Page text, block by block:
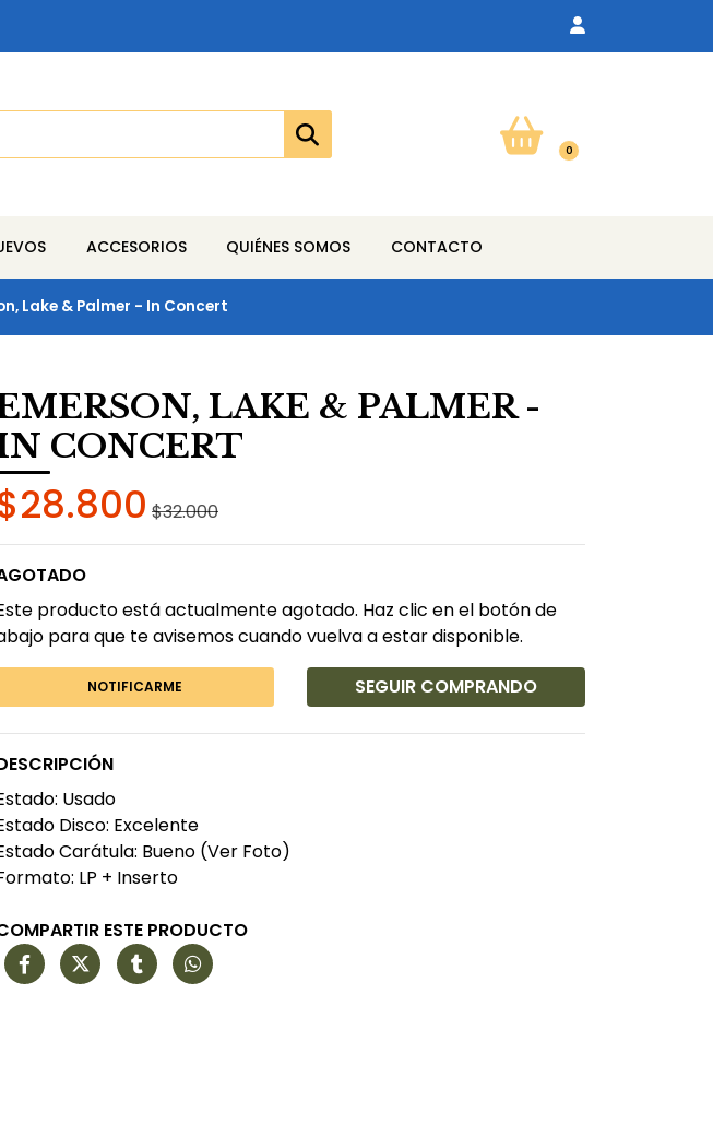
0
ACCESORIOS QUIÉNES SOMOS CONTACTO
Lake & Palmer - In Concert
LAKE & PALMER -
CONCERT
$32.000
producto está actualmente agotado. Haz clic en el botón de
para que te avisemos cuando vuelva a estar disponible.
NOTIFICARME SEGUIR COMPRANDO
Usado
Disco: Excelente
Carátula: Bueno (Ver Foto)
LP + Inserto
ESTE PRODUCTO